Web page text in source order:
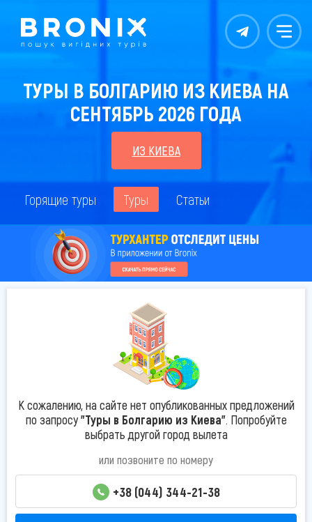
Контакты Меню
ТУРЫ В БОЛГАРИЮ ИЗ КИЕВА НА
СЕНТЯБРЬ 2026 ГОДА
ИЗ КИЕВА
Горящие туры Туры Статьи
К сожалению, на сайте нет опубликованных предложений
по запросу"Туры в Болгарию из Киева". Попробуйте
выбрать другой город вылета
или позвоните по номеру
+38 (044) 344-21-38